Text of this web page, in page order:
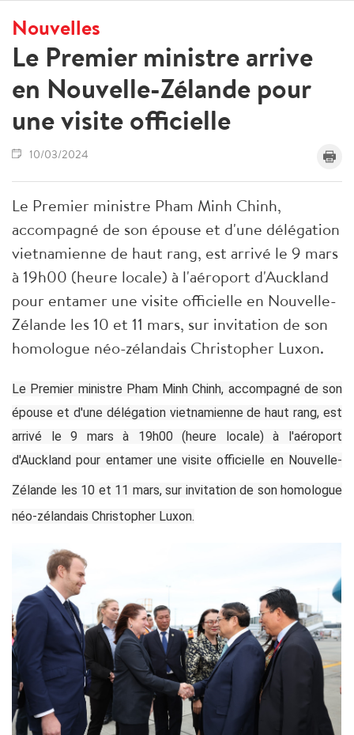
Nouvelles
Le Premier ministre arrive
en Nouvelle-Zélande pour
une visite officielle
10/03/2024
Le Premier ministre Pham Minh Chinh,
accompagné de son épouse et d'une délégation
vietnamienne de haut rang, est arrivé le 9 mars
à 19h00 (heure locale) à l'aéroport d'Auckland
pour entamer une visite officielle en Nouvelle-
Zélande les 10 et 11 mars, sur invitation de son
homologue néo-zélandais Christopher Luxon.
Le Premier ministre Pham Minh Chinh, accompagné de son
épouse et d'une délégation vietnamienne de haut rang, est
arrivé le 9 mars à 19h00 (heure locale) à l'aéroport
d'Auckland pour entamer une visite officielle en Nouvelle-
Zélande les 10 et 11 mars, sur invitation de son homologue
néo-zélandais Christopher Luxon.